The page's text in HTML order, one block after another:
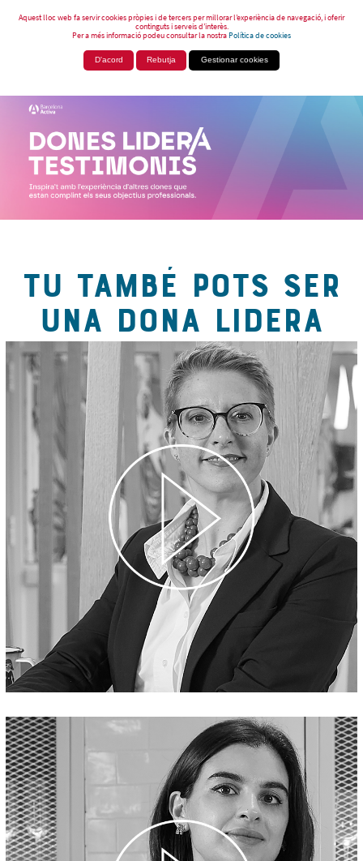
Aquest lloc web fa servir cookies pròpies i de tercers per millorar l’experiència de navegació, i oferir
continguts i serveis d’interès.
Per a més informació podeu consultar la nostraPolítica de cookies
D'acord Rebutja Gestionar cookies
TU TAMBÉ POTS SER
UNA DONA LIDERA